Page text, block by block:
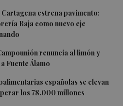
estrena pavimento:
Baja como nuevo eje
renuncia al limón y
Fuente Álamo
españolas se elevan
los 78.000 millones